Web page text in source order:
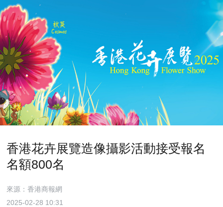
香港花卉展覽造像攝影活動接受報名
名額800名
來源：香港商報網
2025-02-28 10:31